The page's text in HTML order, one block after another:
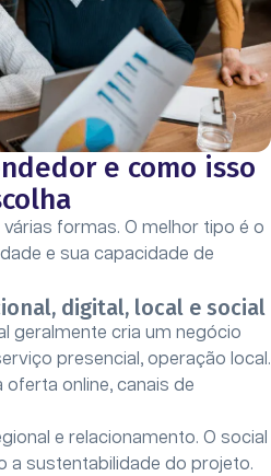
e como isso
formas. O melhor tipo é o
e sua capacidade de
digital, local e social
geralmente cria um negócio
presencial, operação local.
oferta online, canais de
e relacionamento. O social
a sustentabilidade do projeto.